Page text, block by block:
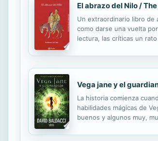
El abrazo del Nilo /
Un extraordinario libro de
como darse una vuelta
lectura, las críticas un
Vega jane y el
La historia comienza
habilidades mágicas de
buenos y algunos muy,